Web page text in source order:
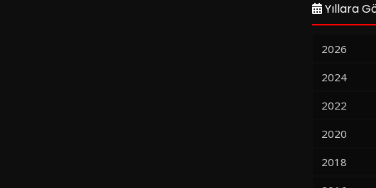
Yıllara
2026
2024
2022
2020
2018